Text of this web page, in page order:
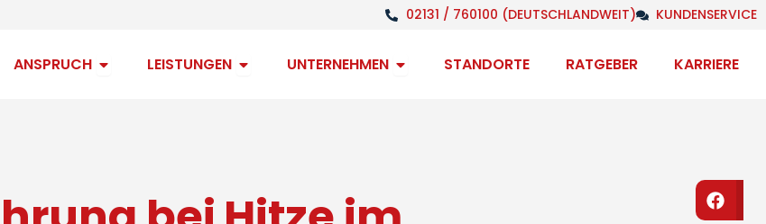
02131 / 760100 (DEUTSCHLANDWEIT) KUNDENSERVICE
ANSPRUCH Open Anspruch
LEISTUNGEN Open Leistungen
UNTERNEHMEN Open Unternehmen
STANDORTE RATGEBER KARRIERE